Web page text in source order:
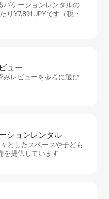
バケーションレンタルの
り¥7,891 JPYです（税・
ュ⁠ー
みレビューを参考に選び
シ⁠ョ⁠ンレ⁠ン⁠タ⁠ル
としたスペースや子ども
を提供しています